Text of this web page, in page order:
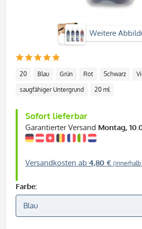
Weitere
20 Blau Grün Rot Schwarz
saugfähiger Untergrund 20 ml
Sofort lieferbar
Garantierter Versand Montag,
Versandkosten ab 4,80 €
Farbe: